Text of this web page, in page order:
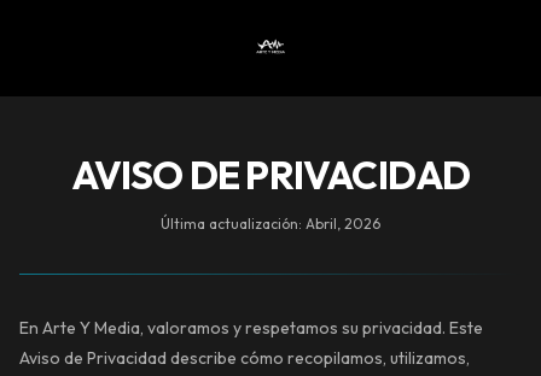
AVISO DE PRIVACIDAD
Última actualización: Abril, 2026
En Arte Y Media, valoramos y respetamos su privacidad. Este
Aviso de Privacidad describe cómo recopilamos, utilizamos,